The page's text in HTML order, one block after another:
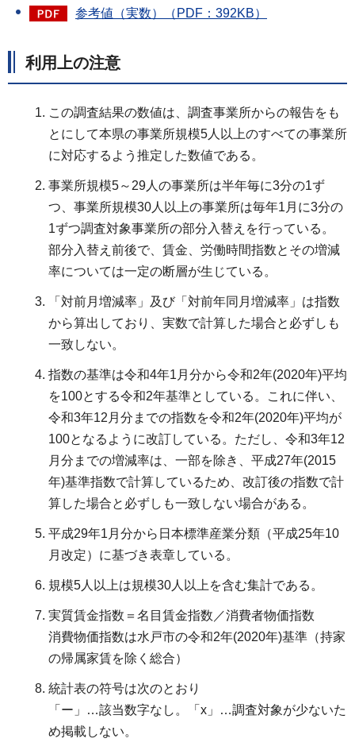
参考値（実数）（PDF：392KB）
利用上の注意
この調査結果の数値は、調査事業所からの報告をも
とにして本県の事業所規模5人以上のすべての事業所
に対応するよう推定した数値である。
事業所規模5～29人の事業所は半年毎に3分の1ず
つ、事業所規模30人以上の事業所は毎年1月に3分の
1ずつ調査対象事業所の部分入替えを行っている。
部分入替え前後で、賃金、労働時間指数とその増減
率については一定の断層が生じている。
「対前月増減率」及び「対前年同月増減率」は指数
から算出しており、実数で計算した場合と必ずしも
一致しない。
指数の基準は令和4年1月分から令和2年(2020年)平均
を100とする令和2年基準としている。これに伴い、
令和3年12月分までの指数を令和2年(2020年)平均が
100となるように改訂している。ただし、令和3年12
月分までの増減率は、一部を除き、平成27年(2015
年)基準指数で計算しているため、改訂後の指数で計
算した場合と必ずしも一致しない場合がある。
平成29年1月分から日本標準産業分類（平成25年10
月改定）に基づき表章している。
規模5人以上は規模30人以上を含む集計である。
実質賃金指数＝名目賃金指数／消費者物価指数
消費物価指数は水戸市の令和2年(2020年)基準（持家
の帰属家賃を除く総合）
統計表の符号は次のとおり
「ー」…該当数字なし。「x」…調査対象が少ないた
め掲載しない。